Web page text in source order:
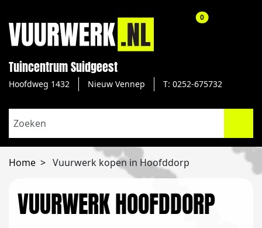
Tuincentrum Suidgeest
Hoofdweg 1432 Nieuw Vennep T: 0252-675732
0aantal
Home Vuurwerk kopen in Hoofddorp
VUURWERK HOOFDDORP